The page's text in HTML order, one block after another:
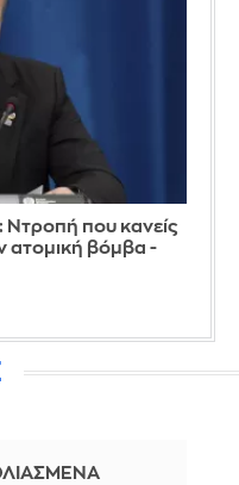
Ντροπή που κανείς
ατομική βόμβα -